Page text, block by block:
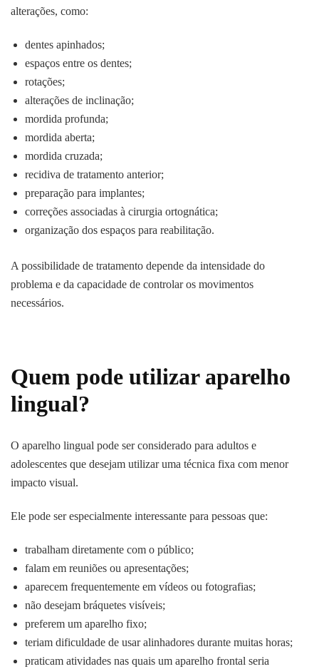
alterações, como:
dentes apinhados;
espaços entre os dentes;
rotações;
alterações de inclinação;
mordida profunda;
mordida aberta;
mordida cruzada;
recidiva de tratamento anterior;
preparação para implantes;
correções associadas à cirurgia ortognática;
organização dos espaços para reabilitação.
A possibilidade de tratamento depende da intensidade do
problema e da capacidade de controlar os movimentos
necessários.
Quem pode utilizar aparelho
lingual?
O aparelho lingual pode ser considerado para adultos e
adolescentes que desejam utilizar uma técnica fixa com menor
impacto visual.
Ele pode ser especialmente interessante para pessoas que:
trabalham diretamente com o público;
falam em reuniões ou apresentações;
aparecem frequentemente em vídeos ou fotografias;
não desejam bráquetes visíveis;
preferem um aparelho fixo;
teriam dificuldade de usar alinhadores durante muitas horas;
praticam atividades nas quais um aparelho frontal seria